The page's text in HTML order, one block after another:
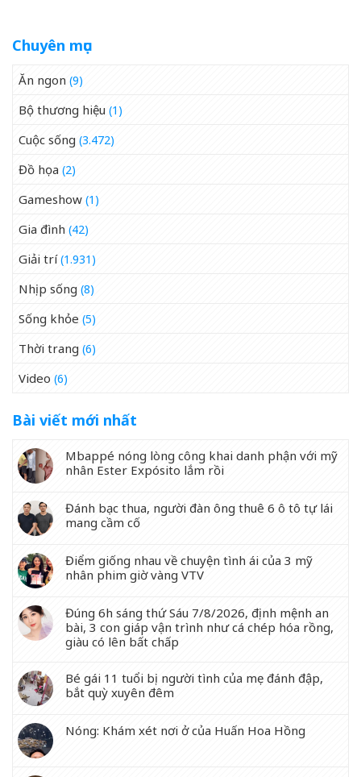
Chuyên mục
Ăn ngon (9)
Bộ thương hiệu (1)
Cuộc sống (3.472)
Đồ họa (2)
Gameshow (1)
Gia đình (42)
Giải trí(1.931)
Nhịp sống (8)
Sống khỏe (5)
Thời trang (6)
Video (6)
Bài viết mới nhất
Mbappé nóng lòng công khai danh phận với mỹ
nhân Ester Expósito lắm rồi
Đánh bạc thua, người đàn ông thuê 6 ô tô tự lái
mang cầm cố
Điểm giống nhau về chuyện tình ái của 3 mỹ
nhân phim giờ vàng VTV
Đúng 6h sáng thứ Sáu 7/8/2026, định mệnh an
bài, 3 con giáp vận trình như cá chép hóa rồng,
giàu có lên bất chấp
Bé gái 11 tuổi bị người tình của mẹ đánh đập,
bắt quỳ xuyên đêm
Nóng: Khám xét nơi ở của Huấn Hoa Hồng